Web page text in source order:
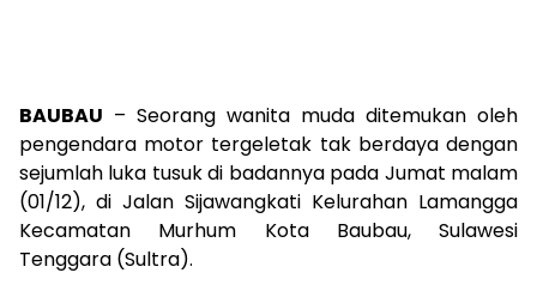
BAUBAU – Seorang wanita muda ditemukan oleh
pengendara motor tergeletak tak berdaya dengan
sejumlah luka tusuk di badannya pada Jumat malam
(01/12), di Jalan Sijawangkati Kelurahan Lamangga
Kecamatan Murhum Kota Baubau, Sulawesi
Tenggara (Sultra).